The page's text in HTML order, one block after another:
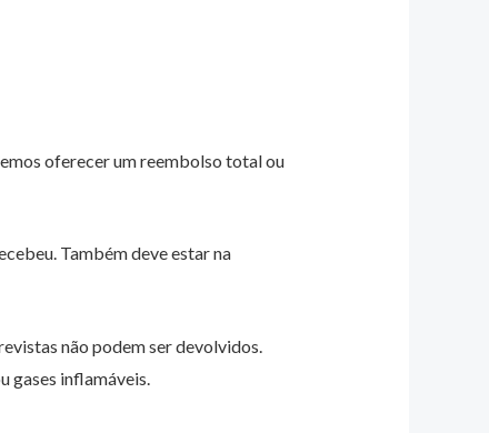
oferecer um reembolso total ou
Também deve estar na
não podem ser devolvidos.
gases inflamáveis.